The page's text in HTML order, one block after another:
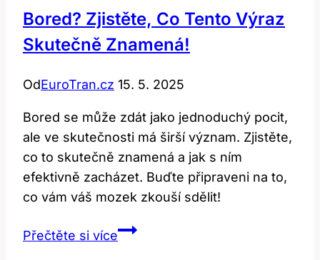
Bored? Zjistěte, Co Tento Výraz
Skutečně Znamená!
OdEuroTran.cz 15. 5. 2025
Bored se může zdát jako jednoduchý pocit,
ale ve skutečnosti má širší význam. Zjistěte,
co to skutečně znamená a jak s ním
efektivně zacházet. Buďte připraveni na to,
co vám váš mozek zkouší sdělit!
Přečtěte si víceBored?